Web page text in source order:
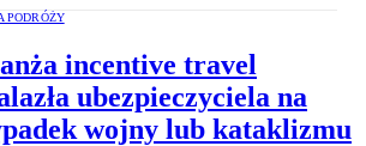
PODRÓŻY
incentive travel
ubezpieczyciela na
wojny lub kataklizmu